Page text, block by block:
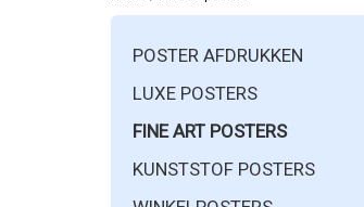
POSTER AFDRUKKEN
LUXE POSTERS
FINE ART POSTERS
KUNSTSTOF POSTERS